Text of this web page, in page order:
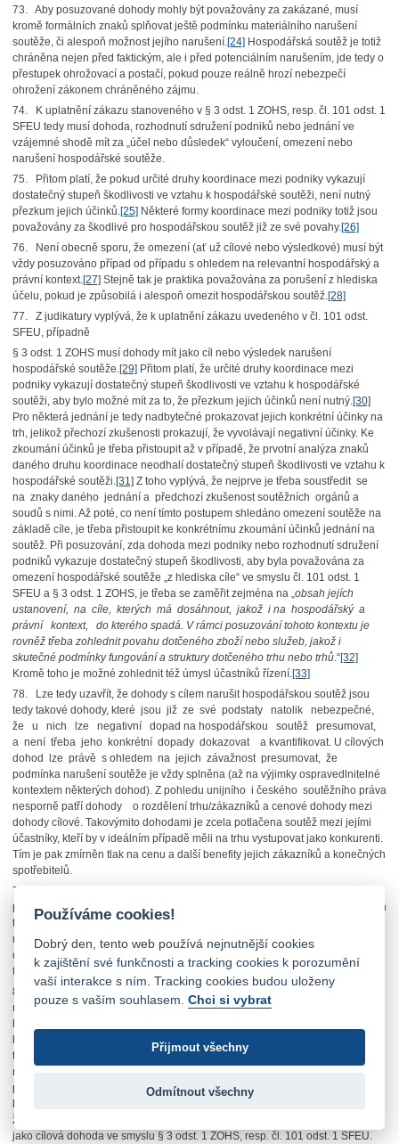
73. Aby posuzované dohody mohly být považovány za zakázané, musí
kromě formálních znaků splňovat ještě podmínku materiálního narušení
soutěže, či alespoň možnost jejího narušení.[24] Hospodářská soutěž je totiž
chráněna nejen před faktickým, ale i před potenciálním narušením, jde tedy o
přestupek ohrožovací a postačí, pokud pouze reálně hrozí nebezpečí
ohrožení zákonem chráněného zájmu.
74. K uplatnění zákazu stanoveného v § 3 odst. 1 ZOHS, resp. čl. 101 odst. 1
SFEU tedy musí dohoda, rozhodnutí sdružení podniků nebo jednání ve
vzájemné shodě mít za „účel nebo důsledek“ vyloučení, omezení nebo
narušení hospodářské soutěže.
75. Přitom platí, že pokud určité druhy koordinace mezi podniky vykazují
dostatečný stupeň škodlivosti ve vztahu k hospodářské soutěži, není nutný
přezkum jejich účinků.[25] Některé formy koordinace mezi podniky totiž jsou
považovány za škodlivé pro hospodářskou soutěž již ze své povahy.[26]
76. Není obecně sporu, že omezení (ať už cílové nebo výsledkové) musí být
vždy posuzováno případ od případu s ohledem na relevantní hospodářský a
právní kontext.[27] Stejně tak je praktika považována za porušení z hlediska
účelu, pokud je způsobilá i alespoň omezit hospodářskou soutěž.[28]
77. Z judikatury vyplývá, že k uplatnění zákazu uvedeného v čl. 101 odst.
SFEU, případně
§ 3 odst. 1 ZOHS musí dohody mít jako cíl nebo výsledek narušení
hospodářské soutěže.[29] Přitom platí, že určité druhy koordinace mezi
podniky vykazují dostatečný stupeň škodlivosti ve vztahu k hospodářské
soutěži, aby bylo možné mít za to, že přezkum jejich účinků není nutný.[30]
Pro některá jednání je tedy nadbytečné prokazovat jejich konkrétní účinky na
trh, jelikož přechozí zkušenosti prokazují, že vyvolávají negativní účinky. Ke
zkoumání účinků je třeba přistoupit až v případě, že prvotní analýza znaků
daného druhu koordinace neodhalí dostatečný stupeň škodlivosti ve vztahu k
hospodářské soutěži.[31] Z toho vyplývá, že nejprve je třeba soustředit se
na znaky daného jednání a předchozí zkušenost soutěžních orgánů a
soudů s nimi. Až poté, co není tímto postupem shledáno omezení soutěže na
základě cíle, je třeba přistoupit ke konkrétnímu zkoumání účinků jednání na
soutěž. Při posuzování, zda dohoda mezi podniky nebo rozhodnutí sdružení
podniků vykazuje dostatečný stupeň škodlivosti, aby byla považována za
omezení hospodářské soutěže „z hlediska cíle“ ve smyslu čl. 101 odst. 1
SFEU a § 3 odst. 1 ZOHS, je třeba se zaměřit zejména na „obsah jejích
ustanovení, na cíle, kterých má dosáhnout, jakož i na hospodářský a
právní kontext, do kterého spadá. V rámci posuzování tohoto kontextu je
rovněž třeba zohlednit povahu dotčeného zboží nebo služeb, jakož i
skutečné podmínky fungování a struktury dotčeného trhu nebo trhů.“[32]
Kromě toho je možné zohlednit též úmysl účastníků řízení.[33]
78. Lze tedy uzavřít, že dohody s cílem narušit hospodářskou soutěž jsou
tedy takové dohody, které jsou již ze své podstaty natolik nebezpečné,
že u nich lze negativní dopad na hospodářskou soutěž presumovat,
a není třeba jeho konkrétní dopady dokazovat a kvantifikovat. U cílových
dohod lze právě s ohledem na jejich závažnost presumovat, že
podmínka narušení soutěže je vždy splněna (až na výjimky ospravedlnitelné
kontextem některých dohod). Z pohledu unijního i českého soutěžního práva
nesporně patří dohody o rozdělení trhu/zákazníků a cenové dohody mezi
dohody cílové. Takovýmito dohodami je zcela potlačena soutěž mezi jejími
účastníky, kteří by v ideálním případě měli na trhu vystupovat jako konkurenti.
Tím je pak zmírněn tlak na cenu a další benefity jejich zákazníků a konečných
spotřebitelů.
79. Kromě toho, že posuzované dohody jsou dohodami cílovými, lze je
považovat i za tzv.
hardcore restrictions
neboli dohody s tvrdým jádrem. Jejich
typickými představiteli jsou právě dohody o koordinaci cen a dohody o
rozdělení trhu/zákazníků. Tyto dohody mají již ze své podstaty vždy škodlivý
dopad hospodářskou soutěž a její narušení jako svůj cíl a jsou pro zdravé
fungování hospodářské soutěže nejzávažnější hrozbou.
80. Co se týká materiální stránky narušení hospodářské soutěže, mám za
nesporné, že posuzované jednání bylo přinejmenším způsobilé narušit
komunikaci soutěžitelů ať již před formálním písemným uzavřením dohody,
tak i po něm ohledně cenových nabídek a rezervací. Docházelo tedy k
rozdělení zákazníků mezi jednotlivé účastníky dohody, kteří na sebe neútočili
případným podáváním lepších nabídek. Tím byla potlačena i cenová
že posuzované jednání bylo orgánem prvního stupně správně posouzeno
jako cílová dohoda ve smyslu § 3 odst. 1 ZOHS, resp. čl. 101 odst. 1 SFEU.
Používáme cookies!
Dobrý den, tento web používá nejnutnější cookies
k zajištění své funkčnosti a tracking cookies k porozumění
vaší interakce s ním. Tracking cookies budou uloženy
pouze s vaším souhlasem.Chci si vybrat
Přijmout všechny
Odmítnout všechny